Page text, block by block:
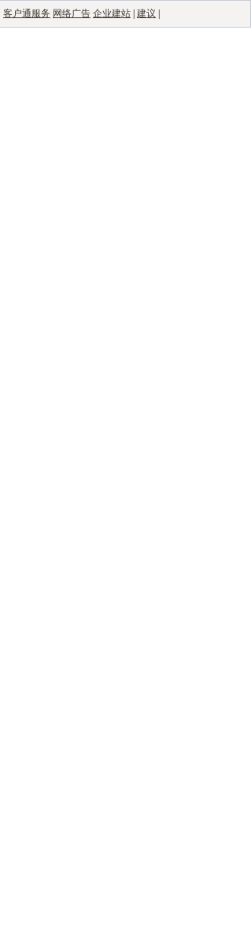
客户通服务 网络广告 企业建站 建议